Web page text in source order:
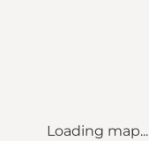
Loading map...